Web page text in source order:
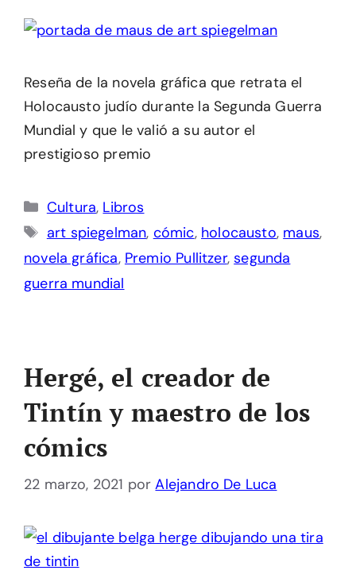
Reseña de la novela gráfica que retrata el
Holocausto judío durante la Segunda Guerra
Mundial y que le valió a su autor el
prestigioso premio
Categorías
Cultura, Libros
Etiquetas
art spiegelman, cómic, holocausto, maus,
novela gráfica, Premio Pullitzer,segunda
guerra mundial
Hergé, el creador de
Tintín y maestro de los
cómics
22 marzo, 2021 porAlejandro De Luca